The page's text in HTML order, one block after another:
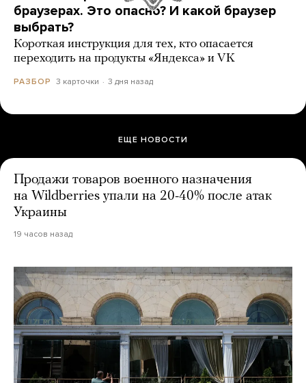
браузерах. Это опасно? И какой браузер
выбрать?
Короткая инструкция для тех, кто опасается
переходить на продукты «Яндекса» и VK
РАЗБОР 3 карточки 3 дня назад
ЕЩЕ НОВОСТИ
Продажи товаров военного назначения
на Wildberries упали на 20-40% после атак
Украины
19 часов назад